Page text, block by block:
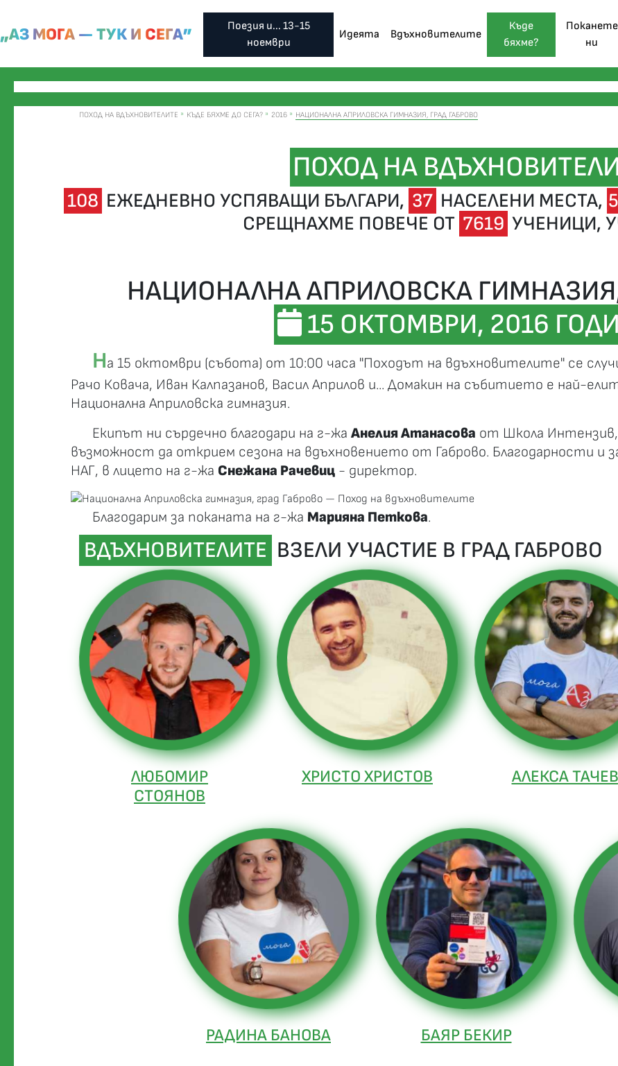
„АЗ МОГА — ТУК И СЕГА”
Поезия и... 13-15
ноември
Идеята Вдъхновителите
Къде
бяхме?
Поканете
ни
ПОХОД НА ВДЪХНОВИТЕЛИТЕ КЪДЕ БЯХМЕ ДО СЕГА? 2016 НАЦИОНАЛНА АПРИЛОВСКА ГИМНАЗИЯ, ГРАД ГАБРОВО
ПОХОД НА
108 ЕЖЕДНЕВНО УСПЯВАЩИ БЪЛГАРИ, 37 НАСЕЛЕНИ МЕСТА,
СРЕЩНАХМЕ ПОВЕЧЕ ОТ 7619 УЧЕНИЦИ,
НАЦИОНАЛНА АПРИЛОВСКА
15 ОКТОМВРИ, 2016
На 15 октомври (събота) от 10:00 часа "Походът на вдъхновителите" се
Рачо Ковача, Иван Калпазанов, Васил Априлов и... Домакин на събитието е най-
Национална Априловска гимназия.
Екипът ни сърдечно благодари на г-жаАнелия Атанасова от Школа Интензив,
възможност да открием сезона на вдъхновението от Габрово. Благодарности и
НАГ, в лицето на г-жа Снежана Рачевиц - директор.
Благодарим за поканата на г-жа Марияна Петкова.
ВДЪХНОВИТЕЛИТЕ ВЗЕЛИ УЧАСТИЕ В ГРАД ГАБРОВО
ЛЮБОМИР
СТОЯНОВ
ХРИСТО ХРИСТОВ АЛЕКСА ТАЧЕВ
РАДИНА БАНОВА БАЯР БЕКИР